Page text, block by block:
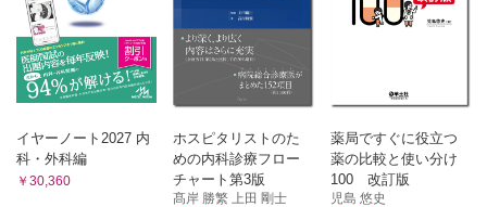
イヤーノート2027 内
科・外科編
￥30,360
ホスピタリストのた
めの内科診療フロー
チャート第3版
髙岸 勝繁 上田 剛士
薬局ですぐに役立つ
薬の比較と使い分け
100 改訂版
児島 悠史